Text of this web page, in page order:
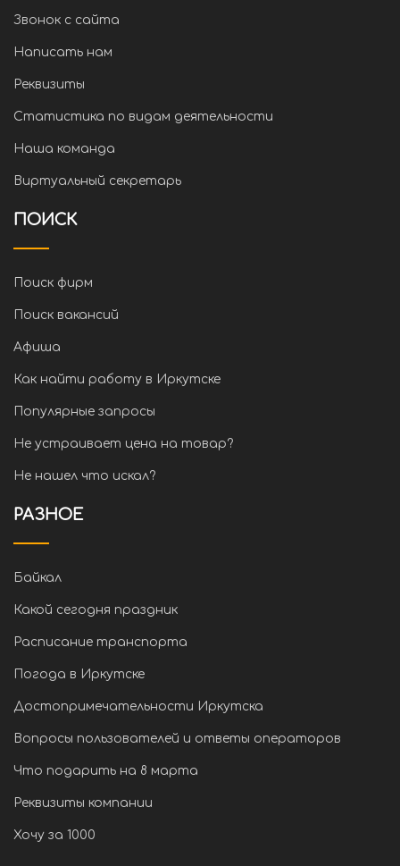
Звонок с сайта
Написать нам
Реквизиты
Статистика по видам деятельности
Наша команда
Виртуальный секретарь
ПОИСК
Поиск фирм
Поиск вакансий
Афиша
Как найти работу в Иркутске
Популярные запросы
Не устраивает цена на товар?
Не нашел что искал?
РАЗНОЕ
Байкал
Какой сегодня праздник
Расписание транспорта
Погода в Иркутске
Достопримечательности Иркутска
Вопросы пользователей и ответы операторов
Что подарить на 8 марта
Реквизиты компании
Хочу за 1000